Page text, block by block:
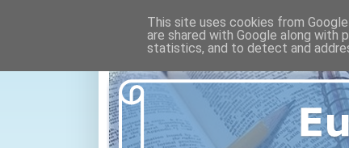
This site uses cookies from
are shared with Google along with
statistics, and to detect and